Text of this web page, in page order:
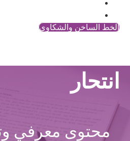
الخط الساخن والشكاوي
انتحار
محتوى معرفي